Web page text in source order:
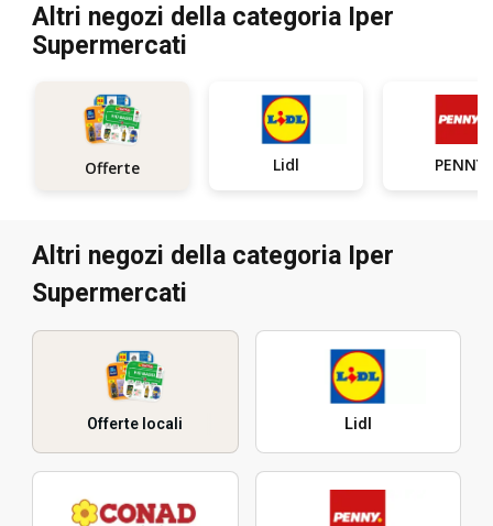
Altri negozi della categoria Iper
Supermercati
Offerte Lidl PENNY
Altri negozi della categoria Iper
Supermercati
Offerte locali Lidl